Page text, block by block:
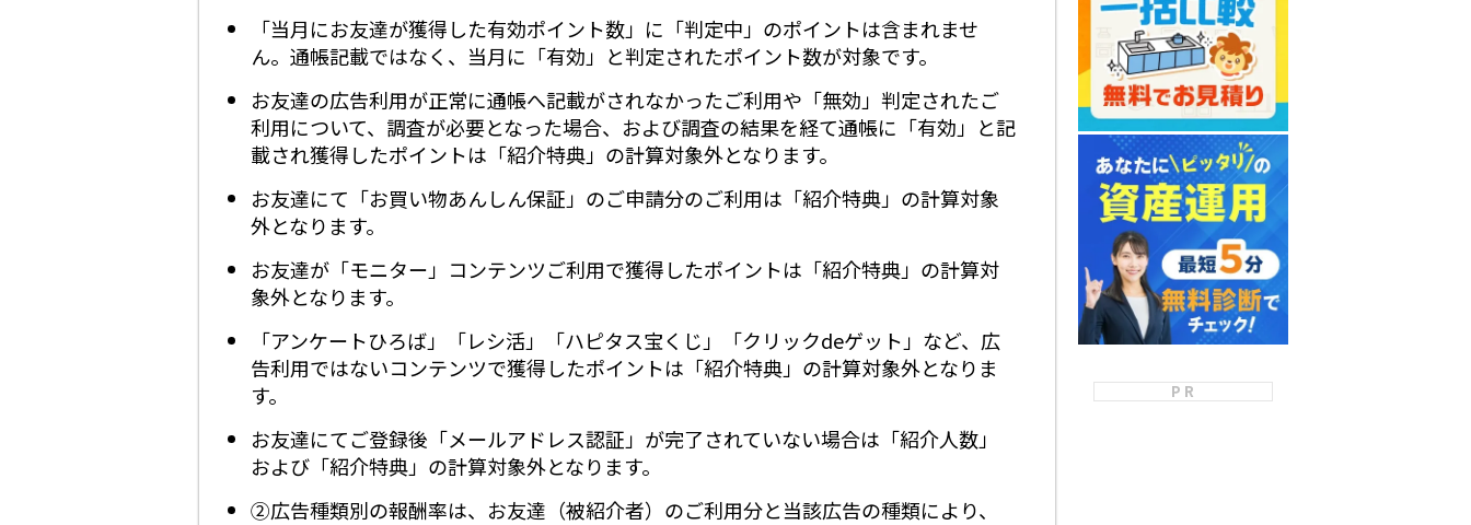
「当月にお友達が獲得した有効ポイント数」に「判定中」のポイントは含まれませ
ん。通帳記載ではなく、当月に「有効」と判定されたポイント数が対象です。
お友達の広告利用が正常に通帳へ記載がされなかったご利用や「無効」判定されたご
利用について、調査が必要となった場合、および調査の結果を経て通帳に「有効」と記
載され獲得したポイントは「紹介特典」の計算対象外となります。
お友達にて「お買い物あんしん保証」のご申請分のご利用は「紹介特典」の計算対象
外となります。
お友達が「モニター」コンテンツご利用で獲得したポイントは「紹介特典」の計算対
象外となります。
「アンケートひろば」「レシ活」「ハピタス宝くじ」「クリックdeゲット」など、広
告利用ではないコンテンツで獲得したポイントは「紹介特典」の計算対象外となりま
す。
お友達にてご登録後「メールアドレス認証」が完了されていない場合は「紹介人数」
および「紹介特典」の計算対象外となります。
②広告種類別の報酬率は、お友達（被紹介者）のご利用分と当該広告の種類により、
P R